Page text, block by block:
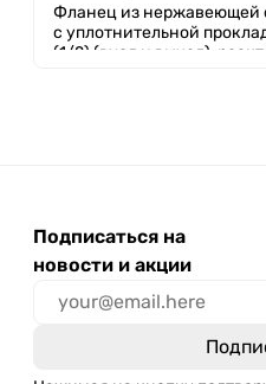
Фланец из нержавеющей
с уплотнительной
(1/2) (вход и выход),
Подписаться на
новости и акции